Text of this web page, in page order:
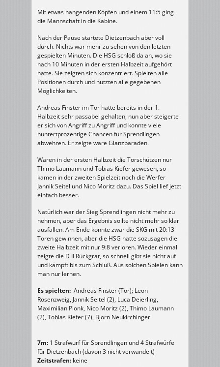
Mit etwas hängenden Köpfen und einem 11:5 ging
die Mannschaft in die Kabine.
Nach der Pause startete Dietzenbach aber voll
durch. Nichts war mehr zu sehen von den letzten
gespielten Minuten. Die HSG schloß da an, wo sie
nach 10 Minuten in der ersten Halbzeit aufgehört
hatte. Sie zeigten sich konzentriert. Spielten alle
Positionen durch und nutzten alle gegebenen
Möglichkeiten.
Andreas Finster im Tor hatte bereits in der 1.
Halbzeit sehr passabel gehalten, nun aber steigerte
er sich von Angriff zu Angriff und konnte viele
huntertprozentige Chancen für Sprendlingen
abwehren. Er zeigte ware Glanzparaden.
Waren in der ersten Halbzeit die Torschützen nur
Thimo Laumann und Tobias Kiefer gewesen, so
kamen in der zweiten Spielzeit noch die Werfer
Jannik Seitel und Nico Moritz dazu. Das Spiel lief jetzt
einfach besser.
Natürlich war der Sieg Sprendlingen nicht mehr zu
nehmen, aber das Ergebnis sollte nicht mehr so klar
ausfallen. Am Ende konnte zwar die SKG mit 20:13
Toren gewinnen, aber die HSG hatte sozusagen die
zweite Halbzeit mit nur 9:8 verloren. Wieder einmal
zeigte die D II Rückgrat, so schnell gibt sie nicht auf
und kämpft bis zum Schluß. Aus solchen Spielen kann
man nur lernen.
Es spielten: Andreas Finster (Tor); Leon
Rosenzweig, Jannik Seitel (2), Luca Deierling,
Maximilian Pionk, Nico Moritz (2), Thimo Laumann
(2), Tobias Kiefer (7), Björn Neukirchinger
7m: 1 Strafwurf für Sprendlingen und 4 Strafwürfe
für Dietzenbach (davon 3 nicht verwandelt)
Zeitstrafen: keine